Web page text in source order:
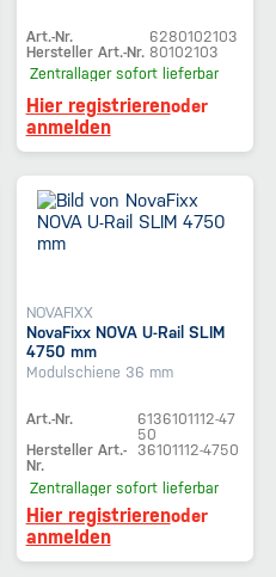
Art.-Nr.
6280102103
Hersteller Art.-Nr. 80102103
Zentrallager sofort lieferbar
Hier registrierenoder
anmelden
NOVAFIXX
NovaFixx NOVA U-Rail SLIM
4750 mm
Modulschiene 36 mm
Art.-Nr.
6136101112-47
50
Hersteller Art.-
Nr.
36101112-4750
Zentrallager sofort lieferbar
Hier registrierenoder
anmelden